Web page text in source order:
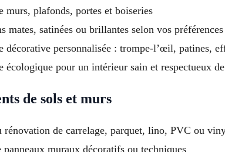
murs, plafonds, portes et boiseries
mates, satinées ou brillantes selon vos préférences
décorative personnalisée : trompe-l’œil, patines,
écologique pour un intérieur sain et respectueux
de sols et murs
rénovation de carrelage, parquet, lino, PVC ou
panneaux muraux décoratifs ou techniques